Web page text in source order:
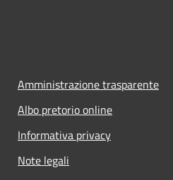
Amministrazione trasparente
Albo pretorio online
Informativa privacy
Note legali